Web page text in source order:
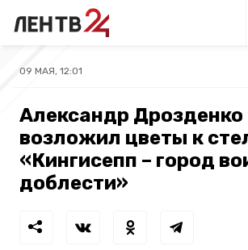
09 МАЯ, 12:01
Александр Дрозденко
возложил цветы к
«Кингисепп – город
доблести»